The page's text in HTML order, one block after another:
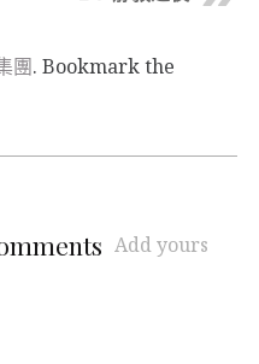
團. Bookmark the
Add yours